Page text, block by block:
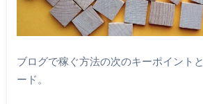
ブログで稼ぐ方法の次のキーポイント
ード。